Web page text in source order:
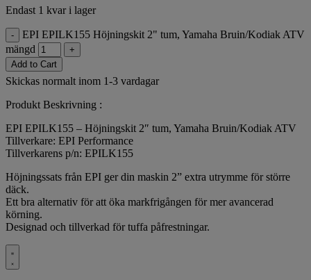
Endast 1 kvar i lager
-
EPI EPILK155 Höjningskit 2" tum, Yamaha Bruin/Kodiak ATV
mängd
+
Add to Cart
Skickas normalt inom 1-3 vardagar
Produkt Beskrivning :
EPI EPILK155 – Höjningskit 2″ tum, Yamaha Bruin/Kodiak ATV
Tillverkare: EPI Performance
Tillverkarens p/n: EPILK155
Höjningssats från EPI ger din maskin 2” extra utrymme för större
däck.
Ett bra alternativ för att öka markfrigången för mer avancerad
körning.
Designad och tillverkad för tuffa påfrestningar.